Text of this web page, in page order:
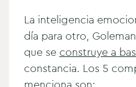
La inteligencia
día para otro,
que se construye a
constancia. Los 5